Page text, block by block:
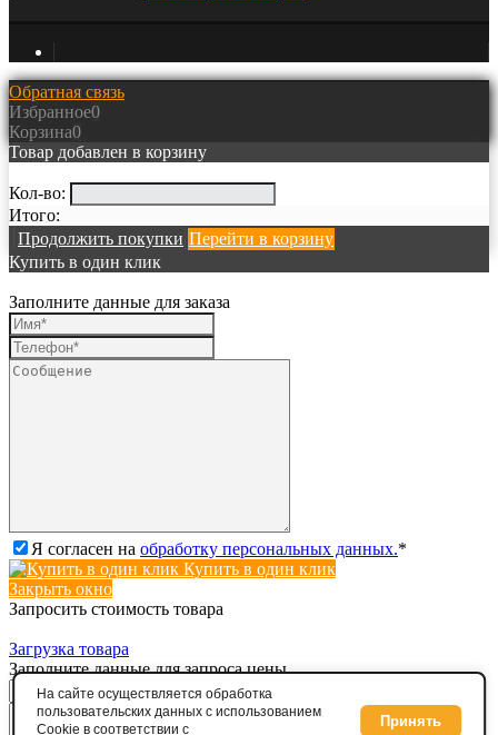
Обратная связь
Избранное0
Корзина0
Товар добавлен в корзину
Кол-во:
Итого:
Продолжить покупки Перейти в корзину
Купить в один клик
Заполните данные для заказа
Я согласен на обработку персональных данных.*
Купить в один клик
Закрыть окно
Запросить стоимость товара
Загрузка товара
Заполните данные для запроса цены
На сайте осуществляется обработка
пользовательских данных с использованием
Cookie в соответствии с
Принять